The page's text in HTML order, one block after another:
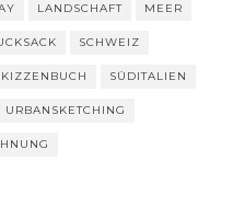
LANDSCHAFT MEER
SCHWEIZ
SÜDITALIEN
URBANSKETCHING